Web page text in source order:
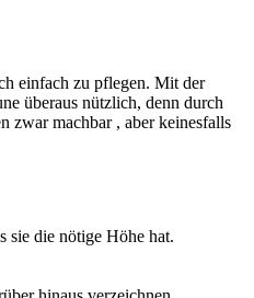
einfach zu pflegen. Mit der
überaus nützlich, denn durch
zwar machbar , aber keinesfalls
sie die nötige Höhe hat.